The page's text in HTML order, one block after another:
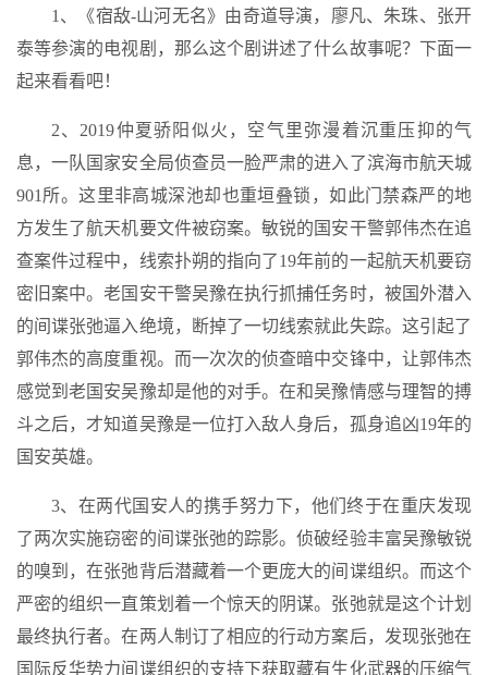
1、《宿敌-山河无名》由奇道导演，廖凡、朱珠、张开
泰等参演的电视剧，那么这个剧讲述了什么故事呢？下面一
起来看看吧！
2、2019仲夏骄阳似火，空气里弥漫着沉重压抑的气
息，一队国家安全局侦查员一脸严肃的进入了滨海市航天城
901所。这里非高城深池却也重垣叠锁，如此门禁森严的地
方发生了航天机要文件被窃案。敏锐的国安干警郭伟杰在追
查案件过程中，线索扑朔的指向了19年前的一起航天机要窃
密旧案中。老国安干警吴豫在执行抓捕任务时，被国外潜入
的间谍张弛逼入绝境，断掉了一切线索就此失踪。这引起了
郭伟杰的高度重视。而一次次的侦查暗中交锋中，让郭伟杰
感觉到老国安吴豫却是他的对手。在和吴豫情感与理智的搏
斗之后，才知道吴豫是一位打入敌人身后，孤身追凶19年的
国安英雄。
3、在两代国安人的携手努力下，他们终于在重庆发现
了两次实施窃密的间谍张弛的踪影。侦破经验丰富吴豫敏锐
的嗅到，在张弛背后潜藏着一个更庞大的间谍组织。而这个
严密的组织一直策划着一个惊天的阴谋。张弛就是这个计划
最终执行者。在两人制订了相应的行动方案后，发现张弛在
国际反华势力间谍组织的支持下获取藏有生化武器的压缩气